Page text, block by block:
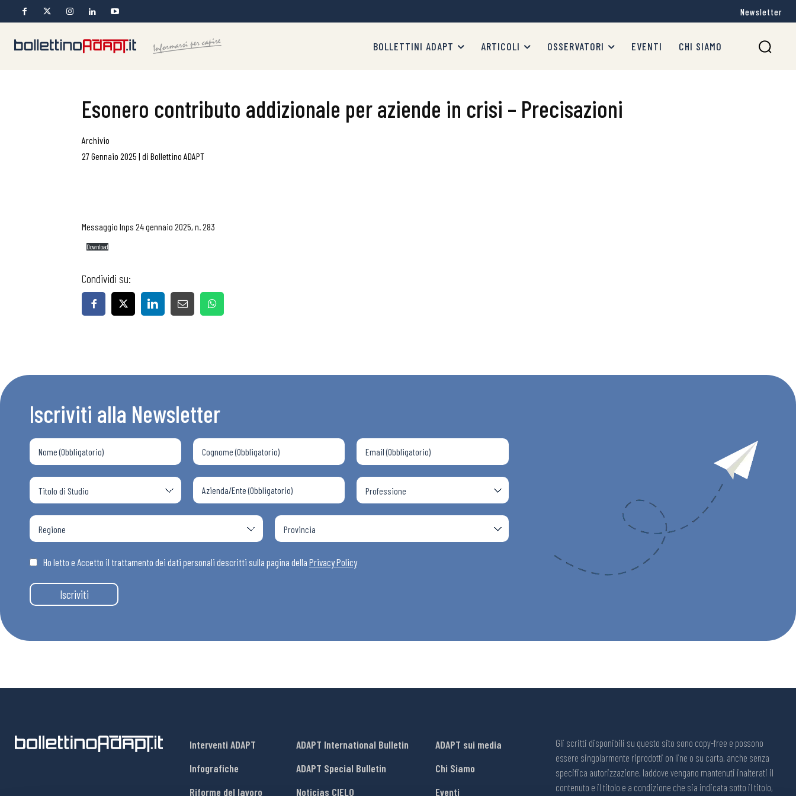
Bollettini ADAPT
Articoli
Osservatori
Newsletter
BOLLETTINI ADAPT ARTICOLI OSSERVATORI EVENTI CHI SIAMO
Esonero contributo addizionale per aziende in crisi – Precisazioni
Archivio
27 Gennaio 2025 | di Bollettino ADAPT
Messaggio Inps 24 gennaio 2025, n. 283
Download
Condividi su:
Iscriviti alla Newsletter
Ho letto e Accetto il trattamento dei dati personali descritti sulla pagina della Privacy Policy
Iscriviti
Interventi ADAPT
Infografiche
Riforme del lavoro
ADAPT International Bulletin
ADAPT Special Bulletin
Noticias CIELO
ADAPT sui media
Chi Siamo
Eventi
Gli scritti disponibili su questo sito sono copy-free e possono
essere singolarmente riprodotti on line o su carta, anche senza
specifica autorizzazione, laddove vengano mantenuti inalterati il
contenuto e il titolo e a condizione che sia indicata sotto il titolo,